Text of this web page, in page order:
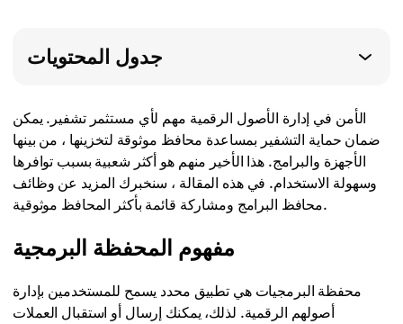
جدول المحتويات
الأمن في إدارة الأصول الرقمية مهم لأي مستثمر تشفير. يمكن
ضمان حماية التشفير بمساعدة محافظ موثوقة لتخزينها ، من بينها
الأجهزة والبرامج. هذا الأخير منهم هو أكثر شعبية بسبب توافرها
وسهولة الاستخدام. في هذه المقالة ، سنخبرك المزيد عن وظائف
محافظ البرامج ومشاركة قائمة بأكثر المحافظ موثوقية.
مفهوم المحفظة البرمجية
محفظة البرمجيات هي تطبيق محدد يسمح للمستخدمين بإدارة
أصولهم الرقمية. لذلك، يمكنك إرسال أو استقبال العملات